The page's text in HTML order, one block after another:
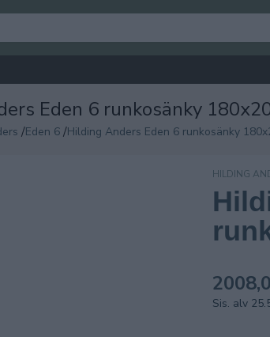
Eden 6 runkosänky
/Eden 6 /Hilding Anders Eden 6 runkosänky
HILDING
Sis. alv